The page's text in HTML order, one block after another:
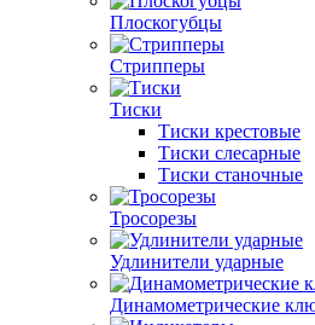
Плоскогубцы
Стрипперы
Тиски
Тиски крестовые
Тиски слесарные
Тиски станочные
Тросорезы
Удлинители ударные
Динамометрические